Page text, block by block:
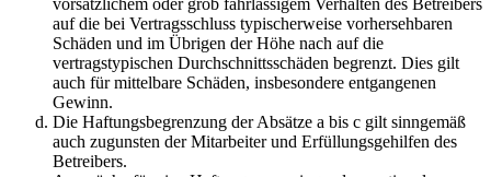
vorsätzlichem oder grob fahrlässigem Verhalten des Betreibers
auf die bei Vertragsschluss typischerweise vorhersehbaren
Schäden und im Übrigen der Höhe nach auf die
vertragstypischen Durchschnittsschäden begrenzt. Dies gilt
auch für mittelbare Schäden, insbesondere entgangenen
Gewinn.
Die Haftungsbegrenzung der Absätze a bis c gilt sinngemäß
auch zugunsten der Mitarbeiter und Erfüllungsgehilfen des
Betreibers.